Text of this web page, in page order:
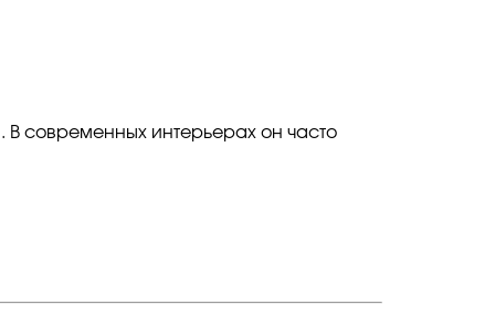
В современных интерьерах он часто